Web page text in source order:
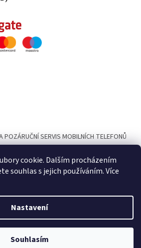
cookie. Dalším procházením
souhlas s jejich používáním. Více
Nastavení
Souhlasím
SERVIS MOBILNÍCH TELEFONŮ
PhoneParts.cz
Vytvořil Shoptet
PARTS.cz. Všechna práva vyhrazena.